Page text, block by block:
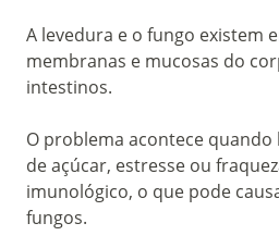
A levedura e o fungo existem
membranas e mucosas do
intestinos.
O problema acontece quando
de açúcar, estresse ou
imunológico, o que pode
fungos.